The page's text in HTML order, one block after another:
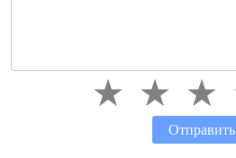
Отправить